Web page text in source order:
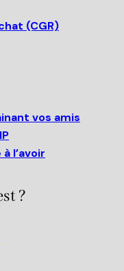
(CGR)
vos amis
l’avoir
?